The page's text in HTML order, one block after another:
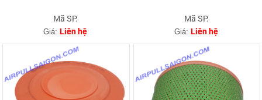
Mã SP:
Giá:Liên hệ
Mã SP:
Giá:Liên hệ